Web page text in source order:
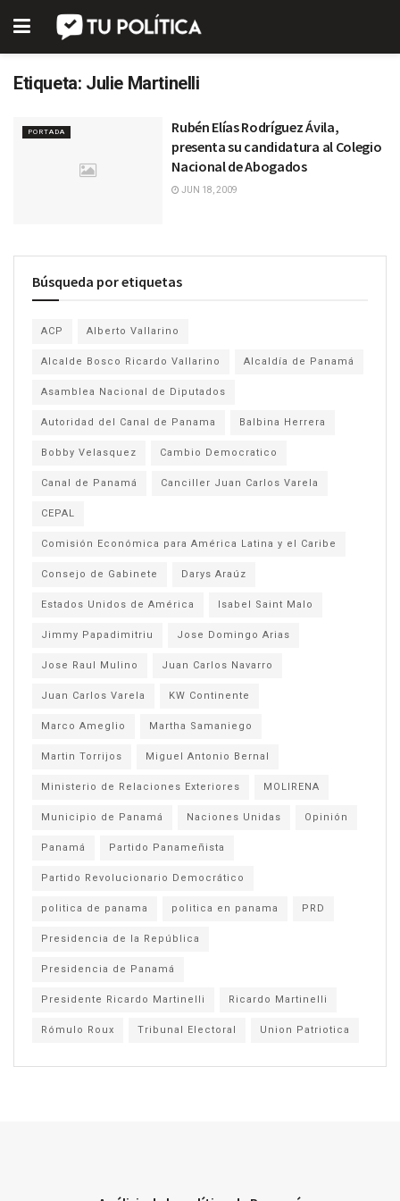
Etiqueta: Julie Martinelli
PORTADA
Rubén Elías Rodríguez Ávila,
presenta su candidatura al Colegio
Nacional de Abogados
JUN 18, 2009
Búsqueda por etiquetas
ACP Alberto Vallarino
Alcalde Bosco Ricardo Vallarino Alcaldía de Panamá
Asamblea Nacional de Diputados
Autoridad del Canal de Panama Balbina Herrera
Bobby Velasquez Cambio Democratico
Canal de Panamá Canciller Juan Carlos Varela
CEPAL
Comisión Económica para América Latina y el Caribe
Consejo de Gabinete Darys Araúz
Estados Unidos de América Isabel Saint Malo
Jimmy Papadimitriu Jose Domingo Arias
Jose Raul Mulino Juan Carlos Navarro
Juan Carlos Varela KW Continente
Marco Ameglio Martha Samaniego
Martin Torrijos Miguel Antonio Bernal
Ministerio de Relaciones Exteriores MOLIRENA
Municipio de Panamá Naciones Unidas Opinión
Panamá Partido Panameñista
Partido Revolucionario Democrático
politica de panama politica en panama PRD
Presidencia de la República
Presidencia de Panamá
Presidente Ricardo Martinelli Ricardo Martinelli
Rómulo Roux Tribunal Electoral Union Patriotica